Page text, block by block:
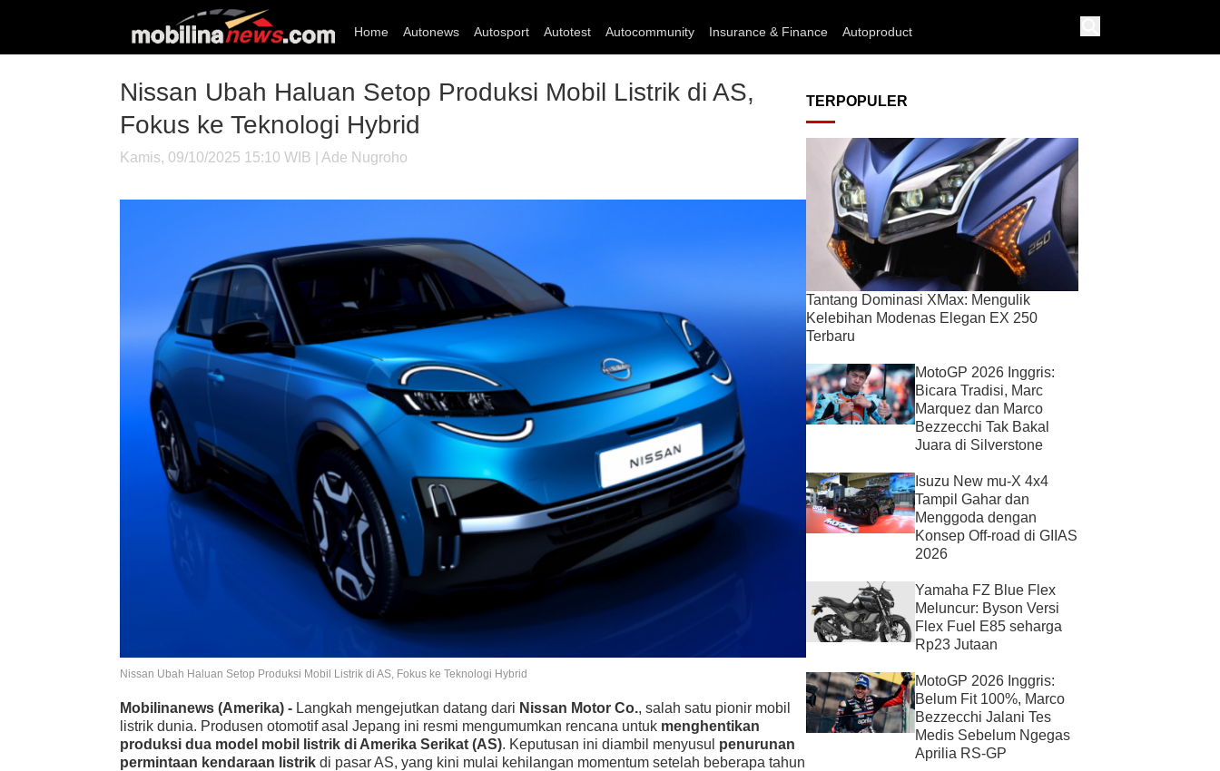
Home Autonews Autosport Autotest Autocommunity Insurance & Finance Autoproduct
Nissan Ubah Haluan Setop Produksi Mobil Listrik di AS,
Fokus ke Teknologi Hybrid
Kamis, 09/10/2025 15:10 WIB | Ade Nugroho
Nissan Ubah Haluan Setop Produksi Mobil Listrik di AS, Fokus ke Teknologi Hybrid
Mobilinanews (Amerika) - Langkah mengejutkan datang dari Nissan Motor Co., salah satu pionir mobil
listrik dunia. Produsen otomotif asal Jepang ini resmi mengumumkan rencana untuk menghentikan
produksi dua model mobil listrik di Amerika Serikat (AS). Keputusan ini diambil menyusul penurunan
permintaan kendaraan listrik di pasar AS, yang kini mulai kehilangan momentum setelah beberapa tahun
TERPOPULER
Tantang Dominasi XMax: Mengulik
Kelebihan Modenas Elegan EX 250
Terbaru
MotoGP 2026 Inggris:
Bicara Tradisi, Marc
Marquez dan Marco
Bezzecchi Tak Bakal
Juara di Silverstone
Isuzu New mu-X 4x4
Tampil Gahar dan
Menggoda dengan
Konsep Off-road di GIIAS
2026
Yamaha FZ Blue Flex
Meluncur: Byson Versi
Flex Fuel E85 seharga
Rp23 Jutaan
MotoGP 2026 Inggris:
Belum Fit 100%, Marco
Bezzecchi Jalani Tes
Medis Sebelum Ngegas
Aprilia RS-GP